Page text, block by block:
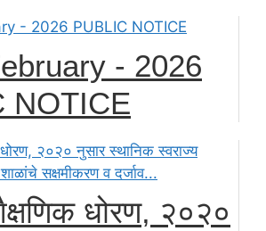
- 2026
NOTICE
धोरण, २०२०